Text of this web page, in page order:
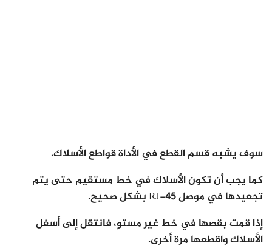
سوف يشبه قسم القطع في الأداة قواطع الأسلاك.
كما يجب أن تكون الأسلاك في خط مستقيم حتى يتم
تجعيدها في موصل RJ-45 بشكل صحيح.
إذا قمت بقصها في خط غير مستوٍ، فانتقل إلى أسفل
الأسلاك واقطعها مرة أخرى.